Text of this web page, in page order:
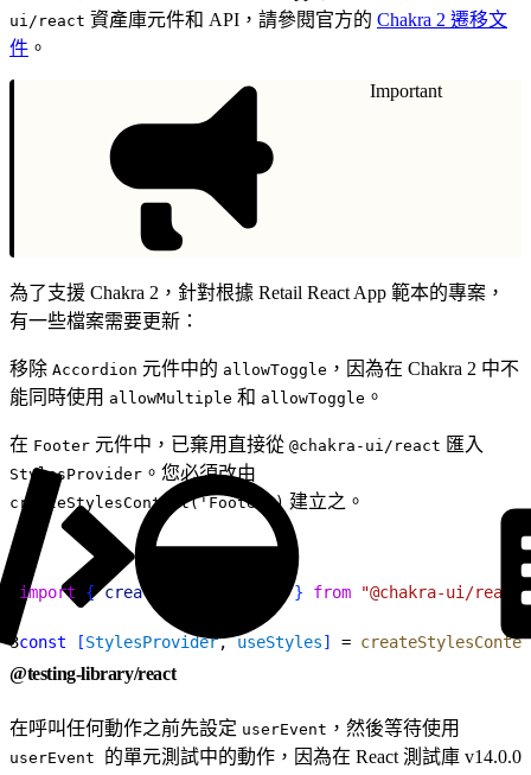
ui/react 資產庫元件和 API，請參閱官方的 Chakra 2 遷移文
件 。
Important
為了支援 Chakra 2，針對根據 Retail React App 範本的專案，
有一些檔案需要更新：
移除 Accordion 元件中的 allowToggle ，因為在 Chakra 2 中不
能同時使用 allowMultiple 和 allowToggle 。
在 Footer 元件中，已棄用直接從 @chakra-ui/react 匯入
StylesProvider 。您必須改由
createStylesContext('Footer') 建立之。
import { createStylesContext } from "@chakra-ui/react"
3const [StylesProvider, useStyles] =
@testing-library/react
在呼叫任何動作之前先設定 userEvent ，然後等待使用
userEvent 的單元測試中的動作，因為在 React 測試庫 v14.0.0